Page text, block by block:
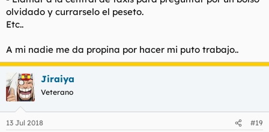
olvidado y currarselo el peseto.
Etc..
A mi nadie me da propina por hacer mi puto trabajo..
Jiraiya
Veterano
13 Jul 2018 #19